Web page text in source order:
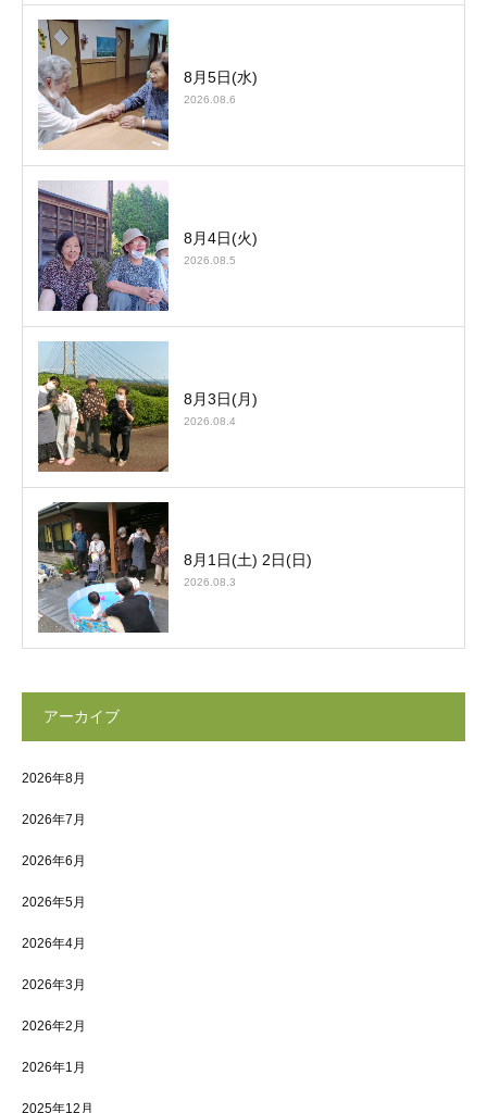
8月5日(水)
2026.08.6
8月4日(火)
2026.08.5
8月3日(月)
2026.08.4
8月1日(土) 2日(日)
2026.08.3
アーカイブ
2026年8月
2026年7月
2026年6月
2026年5月
2026年4月
2026年3月
2026年2月
2026年1月
2025年12月